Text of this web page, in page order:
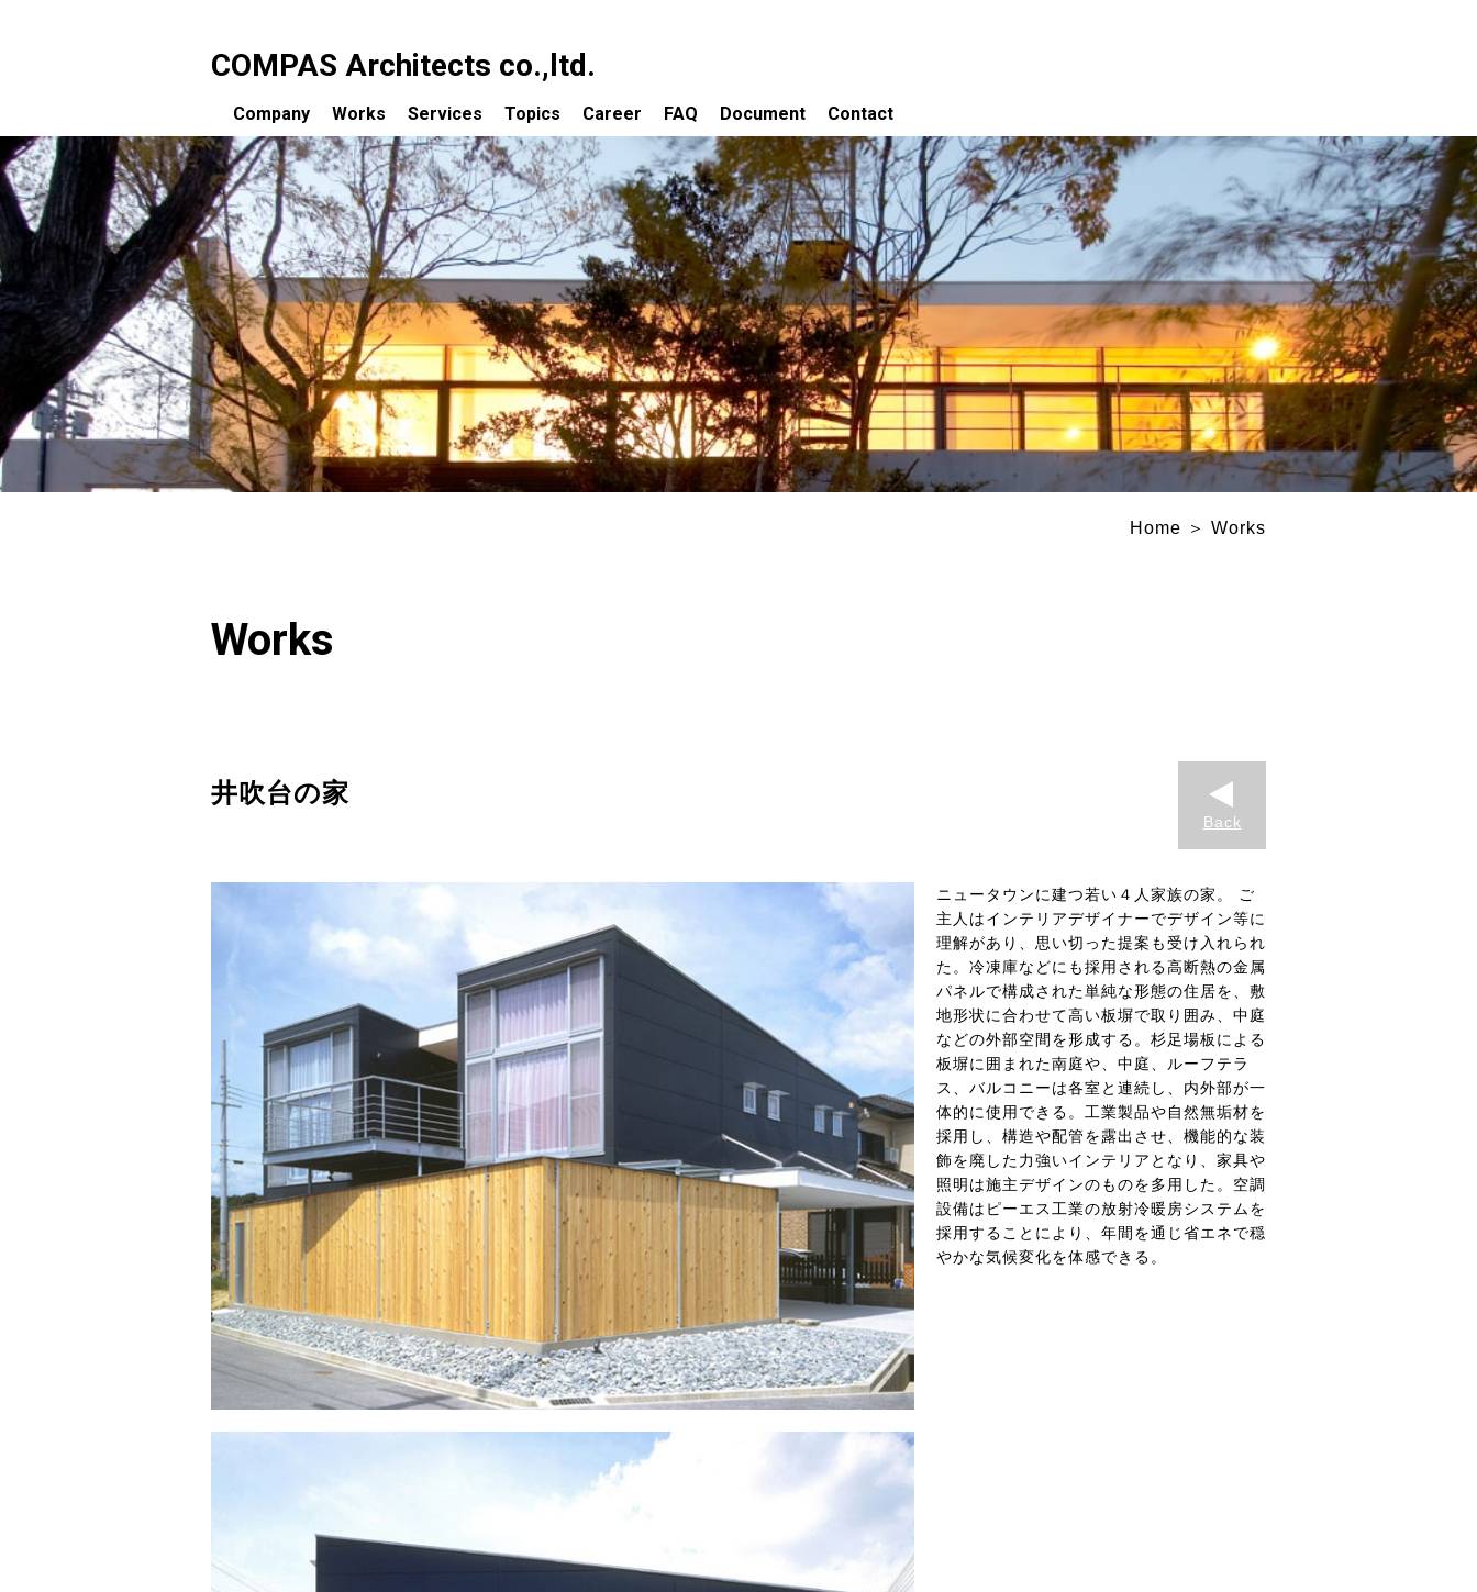
COMPAS Architects co.,ltd.
Company
コンパス建築工房について
受賞歴
メディア掲載一覧
Works Services
設計のご依頼について
完成までの流れ
設計料について
コンサルティング業務
お客様の声
セミナー講演会・講師／審査員
Topics
Topics 一覧
大改造!! 劇的ビフォーアフター出演物件
資産価値を取り戻すための大規模改修
子どもたちの豊かな感受性を育成する
保育環境をつくる
建築家が賃貸経営を考える
建築事務所によるホステル設計・運営
Career FAQ Document Contact
Home Works
Works
井吹台の家
Back
ニュータウンに建つ若い４人家族の家。 ご
主人はインテリアデザイナーでデザイン等に
理解があり、思い切った提案も受け入れられ
た。冷凍庫などにも採用される高断熱の金属
パネルで構成された単純な形態の住居を、敷
地形状に合わせて高い板塀で取り囲み、中庭
などの外部空間を形成する。杉足場板による
板塀に囲まれた南庭や、中庭、ルーフテラ
ス、バルコニーは各室と連続し、内外部が一
体的に使用できる。工業製品や自然無垢材を
採用し、構造や配管を露出させ、機能的な装
飾を廃した力強いインテリアとなり、家具や
照明は施主デザインのものを多用した。空調
設備はピーエス工業の放射冷暖房システムを
採用することにより、年間を通じ省エネで穏
やかな気候変化を体感できる。